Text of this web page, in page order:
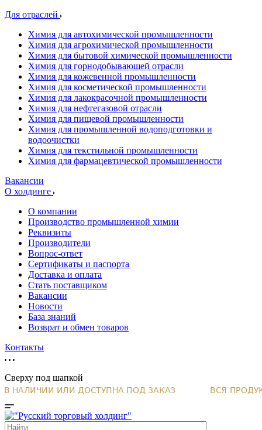
Для отраслей
Химия для автохимической промышленности
Химия для агрохимической промышленности
Химия для бытовой химической промышленности
Химия для горнодобывающей отрасли
Химия для кожевенной промышленности
Химия для косметической промышленности
Химия для лакокрасочной промышленности
Химия для нефтегазовой отрасли
Химия для пищевой промышленности
Химия для промышленной водоподготовки и
водоочистки
Химия для текстильной промышленности
Химия для фармацевтической промышленности
Вакансии
О холдинге
О компании
Производство промышленной химии
Реквизиты
Производители
Вопрос-ответ
Сертификаты и паспорта
Доставка и оплата
Стать поставщиком
Вакансии
Новости
База знаний
Возврат и обмен товаров
Контакты
Сверху под шапкой